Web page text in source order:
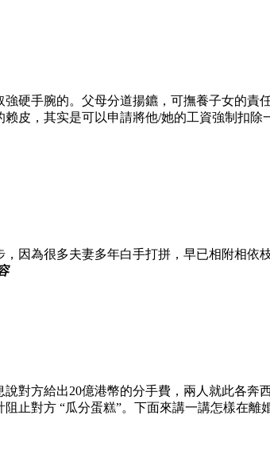
硬手腕的。父母分道揚鑣，可撫養子女的責
皮，其实是可以申請將他/她的工資強制扣
因為很多夫妻多年白手打拼，早已相附相依
對方給出20億港幣的分手費，兩人就此各奔
對方 “瓜分蛋糕”。下面來講一講怎樣在離